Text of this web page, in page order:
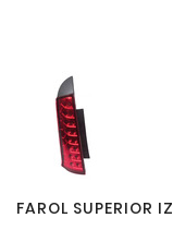
FAROL SUPERIOR